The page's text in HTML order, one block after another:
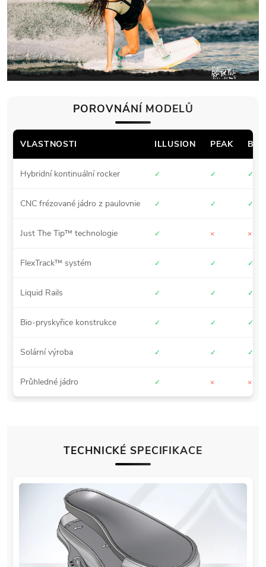
POROVNÁNÍ MODELŮ
VLASTNOSTI ILLUSION PEAK
Hybridní kontinuální rocker ✓ ✓ ✓
CNC frézované jádro z paulovnie ✓ ✓ ✓
Just The Tip™ technologie ✓ × ×
FlexTrack™ systém ✓ ✓ ✓
Liquid Rails ✓ ✓ ✓
Bio-pryskyřice konstrukce ✓ ✓ ✓
Solární výroba ✓ ✓ ✓
Průhledné jádro ✓ × ×
TECHNICKÉ SPECIFIKACE